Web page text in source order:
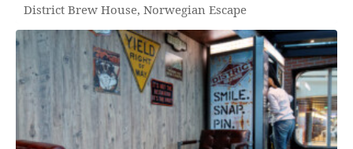
District Brew House, Norwegian Escape